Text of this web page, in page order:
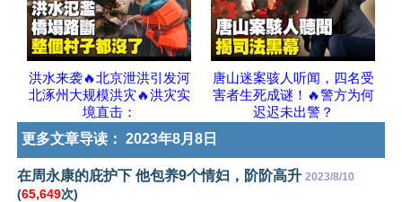
洪水来袭🔥北京泄洪引发河
北涿州大规模洪灾🔥洪灾实
境直击：
唐山迷案骇人听闻，四名受
害者生死成谜！🔥警方为何
迟迟未出警？
更多文章导读： 2023年8月8日
在周永康的庇护下 他包养9个情妇，阶阶高升 2023/8/10
(65,649次)